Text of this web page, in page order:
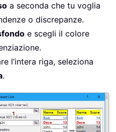
a seconda che tu voglia
o discrepanze.
e scegli il colore
l’intera riga, seleziona
.